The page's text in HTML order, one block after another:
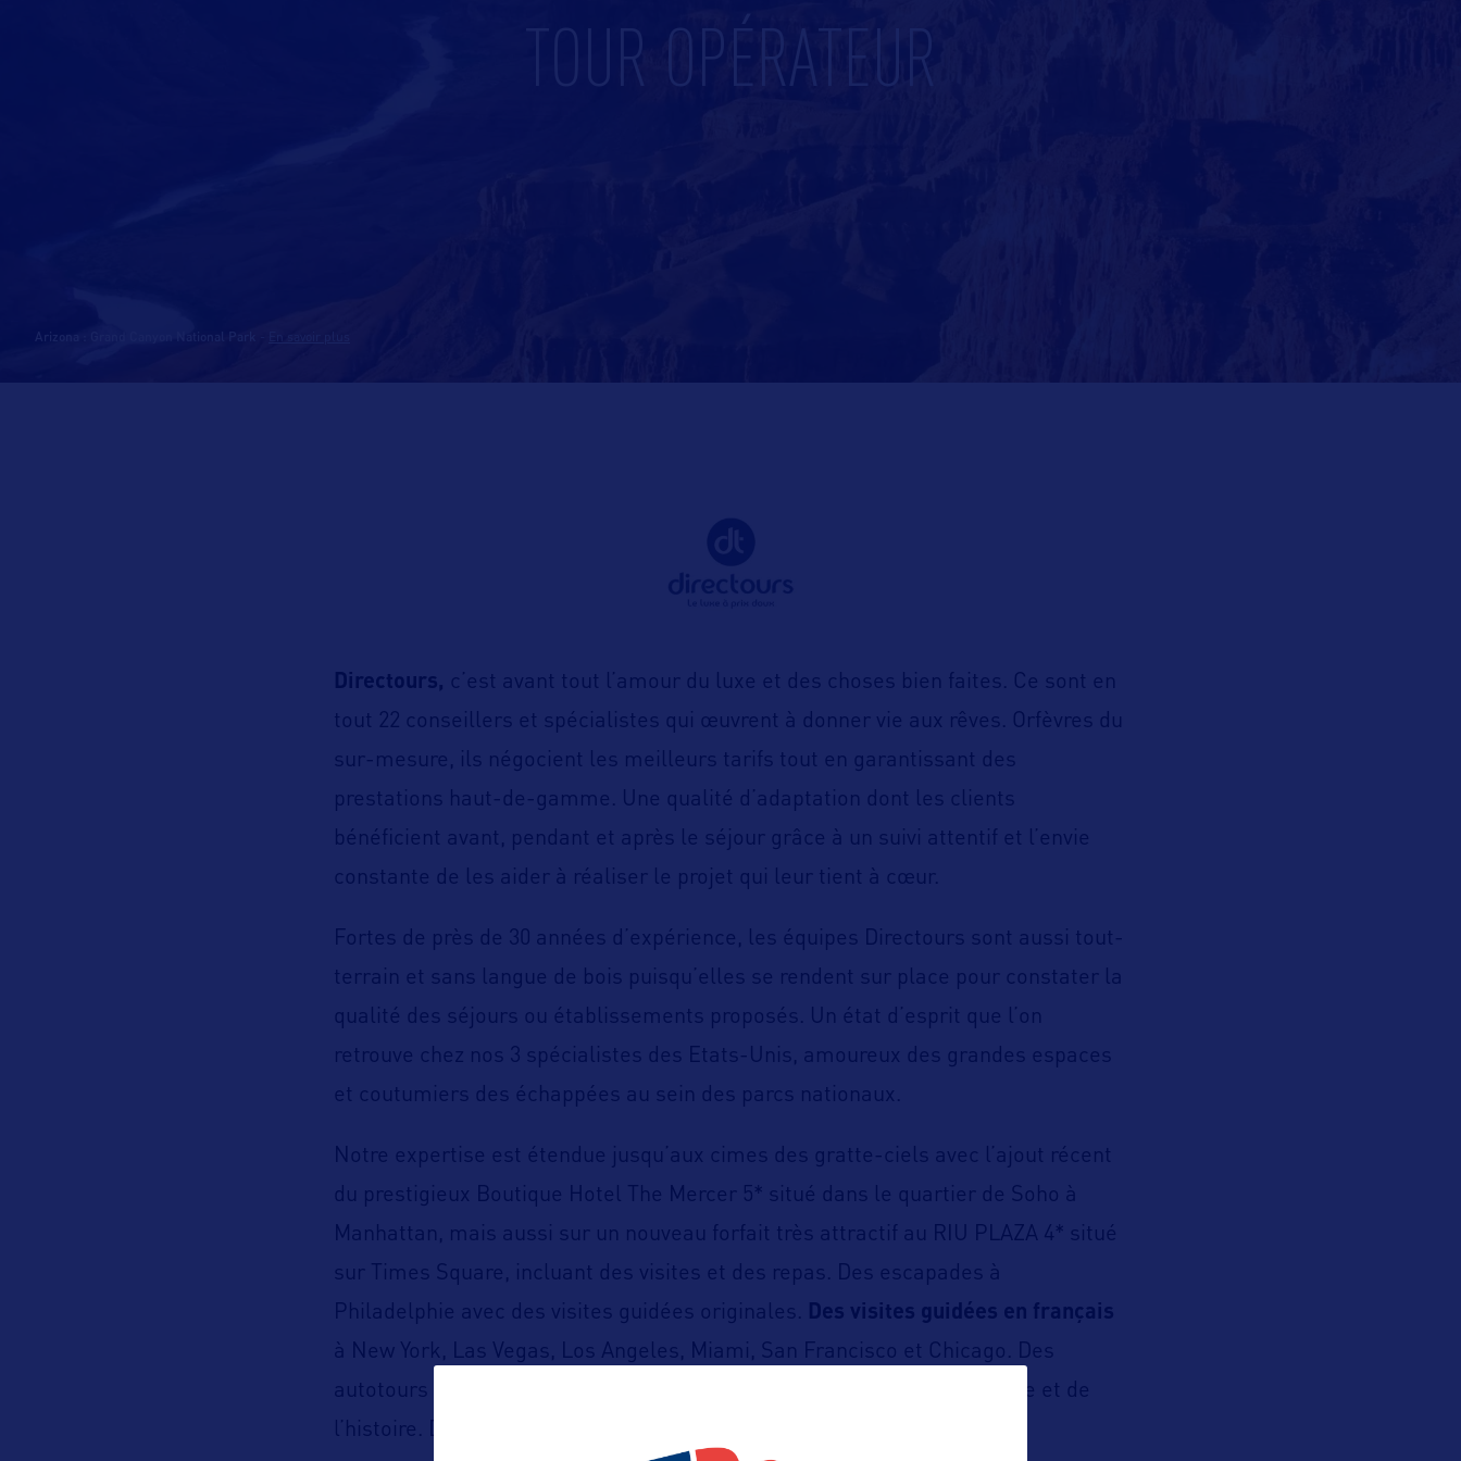
TOUR OPÉRATEUR
Directours, c’est avant tout l’amour du luxe et des choses bien faites. Ce sont en
tout 22 conseillers et spécialistes qui œuvrent à donner vie aux rêves. Orfèvres du
sur-mesure, ils négocient les meilleurs tarifs tout en garantissant des
prestations haut-de-gamme. Une qualité d’adaptation dont les clients
bénéficient avant, pendant et après le séjour grâce à un suivi attentif et l’envie
constante de les aider à réaliser le projet qui leur tient à cœur.
Fortes de près de 30 années d’expérience, les équipes Directours sont aussi tout-
terrain et sans langue de bois puisqu’elles se rendent sur place pour constater la
qualité des séjours ou établissements proposés. Un état d’esprit que l’on
retrouve chez nos 3 spécialistes des Etats-Unis, amoureux des grandes espaces
et coutumiers des échappées au sein des parcs nationaux.
Notre expertise est étendue jusqu’aux cimes des gratte-ciels avec l’ajout récent
du prestigieux Boutique Hotel The Mercer 5* situé dans le quartier de Soho à
Manhattan, mais aussi sur un nouveau forfait très attractif au RIU PLAZA 4* situé
sur Times Square, incluant des visites et des repas. Des escapades à
Philadelphie avec des visites guidées originales. Des visites guidées en français
à New York, Las Vegas, Los Angeles, Miami, San Francisco et Chicago. Des
autotours thématiques comme notre autotour Sud autour de la musique et de
l’histoire. De nouveaux itinéraires au Yukon et en Alaska.